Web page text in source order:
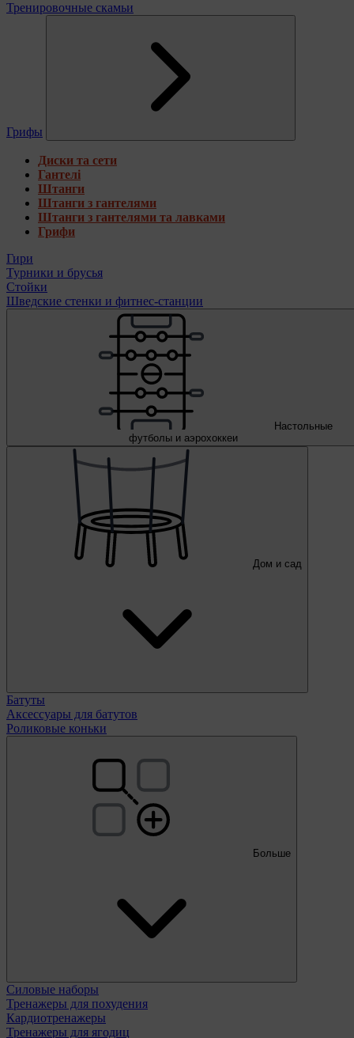
Тренировочные скамьи
Грифы
Диски та сети
Гантелі
Штанги
Штанги з гантелями
Штанги з гантелями та лавками
Грифи
Гири
Турники и брусья
Стойки
Шведские стенки и фитнес-станции
Настольные
футболы и аэрохоккеи
Дом и сад
Батуты
Аксессуары для батутов
Роликовые коньки
Больше
Силовые наборы
Тренажеры для похудения
Кардиотренажеры
Тренажеры для ягодиц